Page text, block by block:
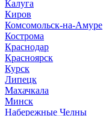
Калуга
Киров
Комсомольск-на-Амуре
Кострома
Краснодар
Красноярск
Курск
Липецк
Махачкала
Минск
Набережные Челны